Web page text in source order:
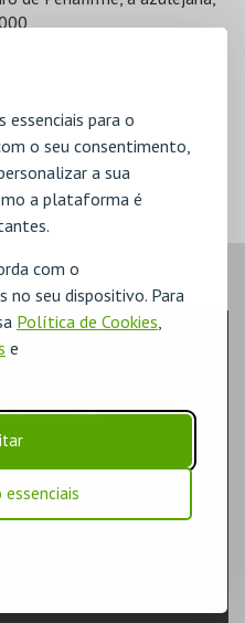
para o
o seu consentimento,
a sua
a plataforma é
com o
no seu dispositivo. Para
Política de Cookies,
e
essenciais
E PERMANENTE
T. VEDRAS
- DIOGO BATÁGUAS
UP